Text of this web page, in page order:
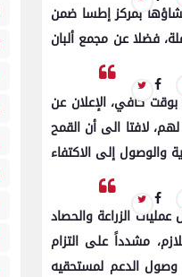
بمركز إطسا ضمن
فضلا عن مجمع ألبان
كافي، الإعلان عن
لهم، لافتا الى أن القمح
الفجوة الاستيرادية والوصول إلى الاكتفاء
الزراعة والحصاد
مشدداً على التزام
وصول الدعم لمستحقيه